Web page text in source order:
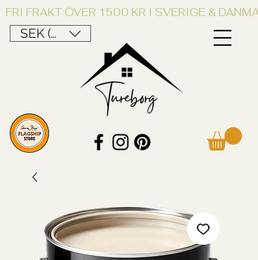
SEK (kr)
FRI FRAKT ÖVER 1500 KR I SVERIGE &